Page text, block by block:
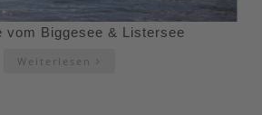
vom Biggesee & Listersee
Weiterlesen